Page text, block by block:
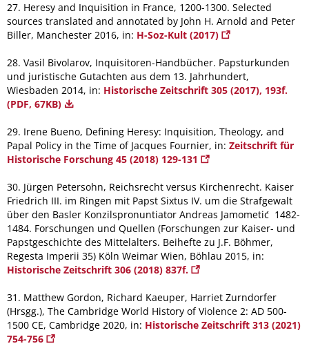
27. Heresy and Inquisition in France, 1200-1300. Selected
sources translated and annotated by John H. Arnold and Peter
Biller, Manchester 2016, in: H-Soz-Kult (2017)
28. Vasil Bivolarov, Inquisitoren-Handbücher. Papsturkunden
und juristische Gutachten aus dem 13. Jahrhundert,
Wiesbaden 2014, in: Historische Zeitschrift 305 (2017), 193f.
(PDF, 67KB)
29. Irene Bueno, Defining Heresy: Inquisition, Theology, and
Papal Policy in the Time of Jacques Fournier, in: Zeitschrift für
Historische Forschung 45 (2018) 129-131
30. Jürgen Petersohn, Reichsrecht versus Kirchenrecht. Kaiser
Friedrich III. im Ringen mit Papst Sixtus IV. um die Strafgewalt
über den Basler Konzilspronuntiator Andreas Jamometić 1482-
1484. Forschungen und Quellen (Forschungen zur Kaiser- und
Papstgeschichte des Mittelalters. Beihefte zu J.F. Böhmer,
Regesta Imperii 35) Köln Weimar Wien, Böhlau 2015, in:
Historische Zeitschrift 306 (2018) 837f.
31. Matthew Gordon, Richard Kaeuper, Harriet Zurndorfer
(Hrsgg.), The Cambridge World History of Violence 2: AD 500-
1500 CE, Cambridge 2020, in: Historische Zeitschrift 313 (2021)
754-756